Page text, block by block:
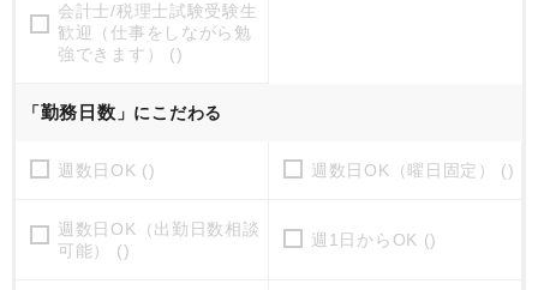
会計士/税理士試験受験生
歓迎（仕事をしながら勉
強できます） ()
「勤務日数 」にこだわる
週数日OK () 週数日OK（曜日固定） ()
週数日OK（出勤日数相談
可能） ()
週1日からOK ()